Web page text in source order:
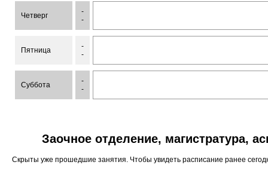
Четверг
-
-
Пятница
-
-
Суббота
-
-
Заочное отделение, магистратура,
Скрыты уже прошедшие занятия. Чтобы увидеть расписание ранее